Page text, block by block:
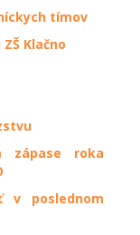
tímov
Klačno
zápase roka
v poslednom